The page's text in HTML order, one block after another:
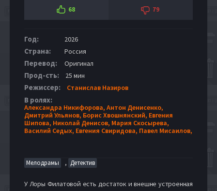
68 79
Год: 2026
Страна: Россия
Перевод: Оригинал
Прод-сть: 25 мин
Режиссер: Станислав Назиров
В ролях:
Александра Никифорова, Антон Денисенко,
Дмитрий Ульянов, Борис Хвошнянский, Евгения
Шипова, Николай Денисов, Мария Скосырева,
Василий Седых, Евгения Свиридова, Павел Мисаилов,
Мелодрамы , Детектив
У Лоры Филатовой есть достаток и внешне устроенная